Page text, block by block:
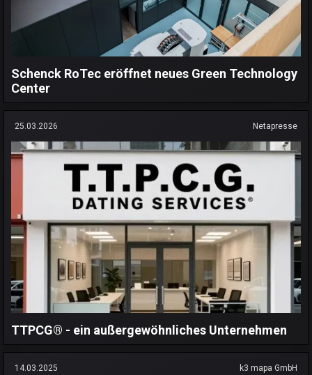
Schenck RoTec eröffnet neues Green Technology
Center
25.03.2026 Netapresse
TTPCG® - ein außergewöhnliches Unternehmen
14.03.2025 k3 mapa GmbH